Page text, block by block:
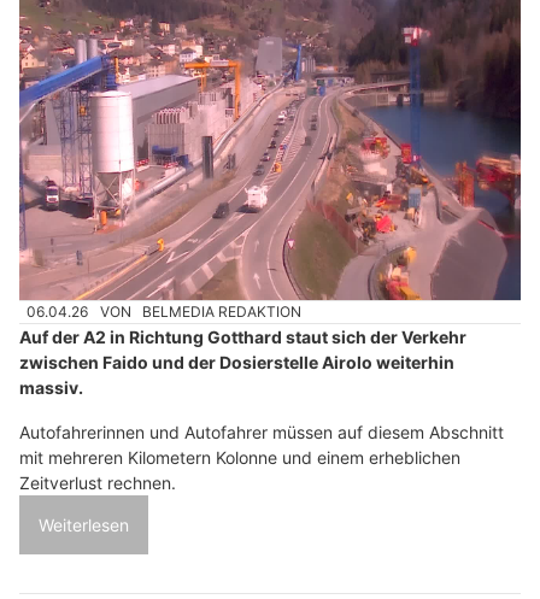
06.04.26 VON BELMEDIA REDAKTION
Auf der A2 in Richtung Gotthard staut sich der Verkehr
zwischen Faido und der Dosierstelle Airolo weiterhin
massiv.
Autofahrerinnen und Autofahrer müssen auf diesem Abschnitt
mit mehreren Kilometern Kolonne und einem erheblichen
Zeitverlust rechnen.
Weiterlesen